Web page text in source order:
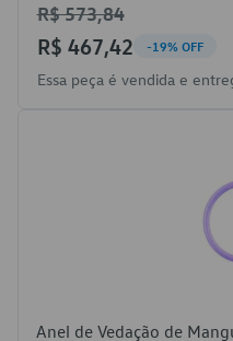
R$ 573,84
R$ 467,42 -19% OFF
Essa peça é vendida e
Anel de Vedação de